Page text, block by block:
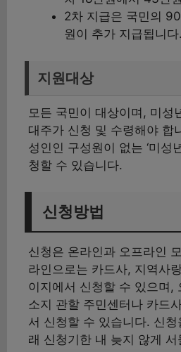
2차 지급은 국민의
원이 추가 지급됩니다.
지원대상
모든 국민이 대상이며, 미성
대주가 신청 및 수령해야 합
성인인 구성원이 없는 ‘미성
청할 수 있습니다.
신청방법
신청은 온라인과 오프라인
라인으로는 카드사, 지역사
이지에서 신청할 수 있으며,
소지 관할 주민센터나 카드
서 신청할 수 있습니다. 신
래 신청기한 내 늦지 않게